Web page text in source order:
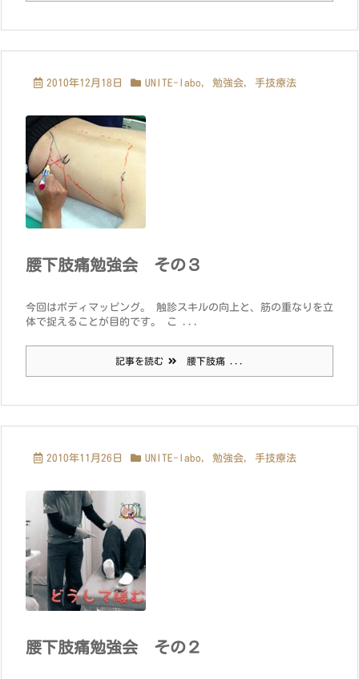
2010年12月18日 UNITE-labo, 勉強会, 手技療法
腰下肢痛勉強会 その３
今回はボディマッピング。 触診スキルの向上と、筋の重なりを立
体で捉えることが目的です。 こ ...
記事を読む 腰下肢痛 ...
2010年11月26日 UNITE-labo, 勉強会, 手技療法
腰下肢痛勉強会 その２